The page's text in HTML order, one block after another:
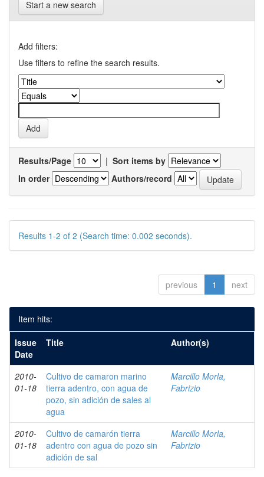
Start a new search
Add filters:
Use filters to refine the search results.
Results/Page | Sort items by
In order
Authors/record
Results 1-2 of 2 (Search time: 0.002 seconds).
previous 1 next
Item hits:
Issue
Date
Title Author(s)
2010-
01-18
Cultivo de camaron marino
tierra adentro, con agua de
pozo, sin adición de sales al
agua
Marcillo Morla,
Fabrizio
2010-
01-18
Cultivo de camarón tierra
adentro con agua de pozo sin
adición de sal
Marcillo Morla,
Fabrizio